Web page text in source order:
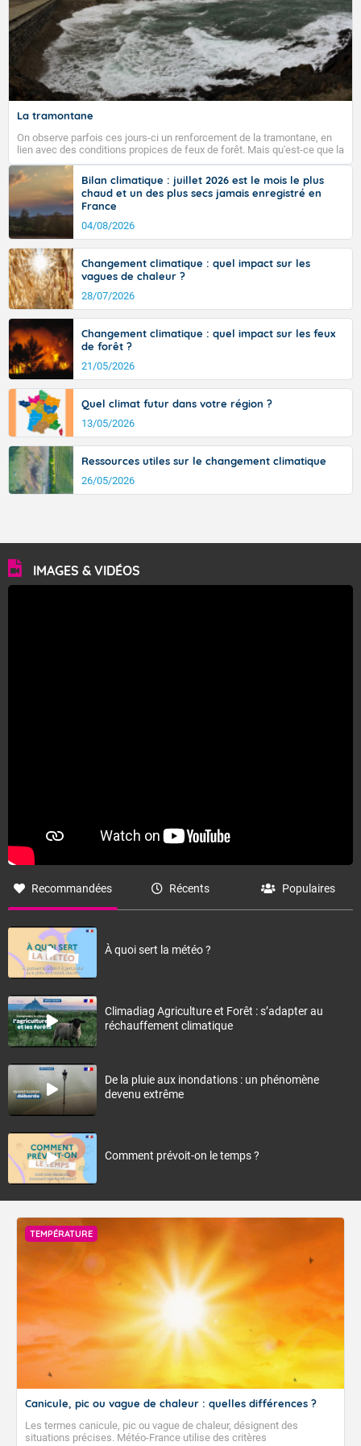
Fermer
La tramontane
On observe parfois ces jours-ci un renforcement de la tramontane, en
lien avec des conditions propices de feux de forêt. Mais qu'est-ce que la
tramontane ? Quelles sont ses caractéristiques ? La tramontane est un
vent turbulent soufflant de secteur nord-ouest à nord, ou ouest à nord-
ouest, dans un secteur qui part du Roussillon à la vallée de l’Aude et à
l’ouest de l’Hérault. L’étymologie de ce vent vient du latin trasmontanus,
signifiant au-delà des monts, en allusion aux régions montagneuses
d’où provient ce vent.
Bilan climatique : juillet 2026 est le mois le plus
chaud et un des plus secs jamais enregistré en
France
04/08/2026
Changement climatique : quel impact sur les
vagues de chaleur ?
28/07/2026
Changement climatique : quel impact sur les feux
de forêt ?
21/05/2026
Quel climat futur dans votre région ?
13/05/2026
Ressources utiles sur le changement climatique
26/05/2026
IMAGES & VIDÉOS
Recommandées Récents Populaires
À quoi sert la météo ?
Climadiag Agriculture et Forêt : s’adapter au
réchauffement climatique
De la pluie aux inondations : un phénomène
devenu extrême
Comment prévoit-on le temps ?
TEMPÉRATURE
Canicule, pic ou vague de chaleur : quelles différences ?
Les termes canicule, pic ou vague de chaleur, désignent des
situations précises. Météo-France utilise des critères